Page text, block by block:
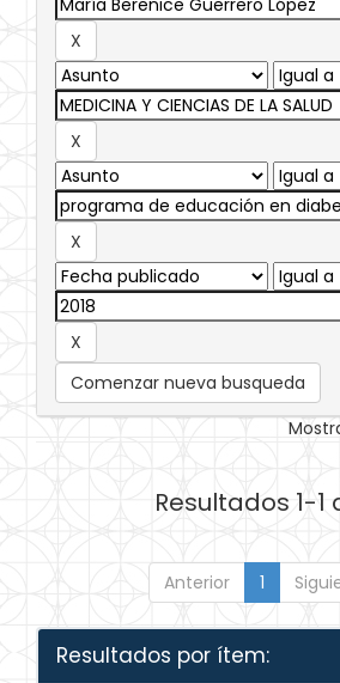
Comenzar nueva busqueda
Resultados 1-1
Anterior 1
Resultados por ítem: